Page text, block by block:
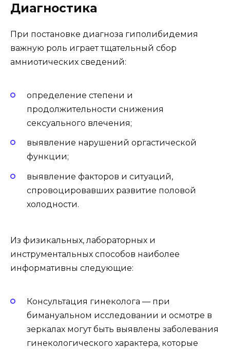
Диагностика
При постановке диагноза гиполибидемия
важную роль играет тщательный сбор
амниотических сведений:
определение степени и
продолжительности снижения
сексуального влечения;
выявление нарушений оргастической
функции;
выявление факторов и ситуаций,
спровоцировавших развитие половой
холодности.
Из физикальных, лабораторных и
инструментальных способов наиболее
информативны следующие:
Консультация гинеколога — при
бимануальном исследовании и осмотре в
зеркалах могут быть выявлены заболевания
гинекологического характера, которые